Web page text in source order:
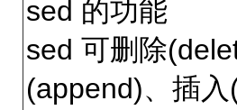
sed 的功能
sed 可删除
(append)、插